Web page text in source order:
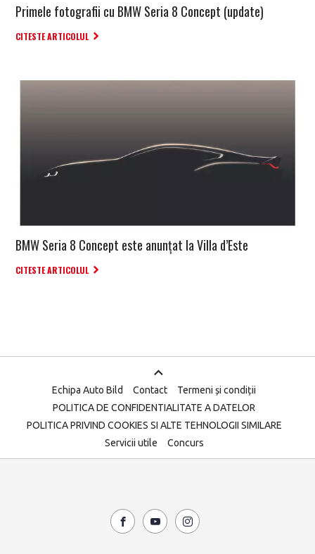
Primele fotografii cu BMW Seria 8 Concept (update)
CITESTE ARTICOLUL
BMW Seria 8 Concept este anunțat la Villa d’Este
CITESTE ARTICOLUL
Echipa Auto Bild Contact
Termeni și condiții
POLITICA DE CONFIDENTIALITATE A DATELOR
POLITICA PRIVIND COOKIES SI ALTE TEHNOLOGII SIMILARE
Servicii utile
Concurs